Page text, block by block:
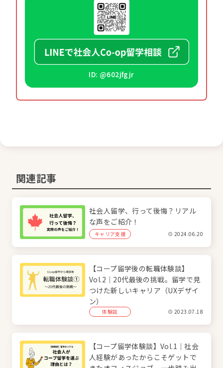
ID: @602jfgjr
関連記事
社会人留学、行って後悔？リアル
な声をご紹介！
キャリア支援 2024.06.20
【コープ留学後の転職体験談】
Vol.2｜20代最後の挑戦。留学で見
つけた新しいキャリア（UXデザイ
ン）
体験談 2023.07.18
【コープ留学体験談】Vol.1｜社会
人経験があったからこそゲットで